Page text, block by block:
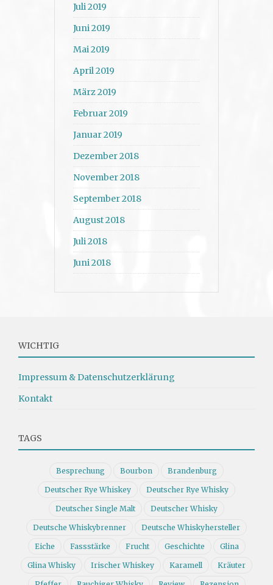
Juli 2019
Juni 2019
Mai 2019
April 2019
März 2019
Februar 2019
Januar 2019
Dezember 2018
November 2018
September 2018
August 2018
Juli 2018
Juni 2018
WICHTIG
Impressum & Datenschutzerklärung
Kontakt
TAGS
Besprechung Bourbon Brandenburg
Deutscher Rye Whiskey Deutscher Rye Whisky
Deutscher Single Malt Deutscher Whisky
Deutsche Whiskybrenner Deutsche Whiskyhersteller
Eiche Fassstärke Frucht Geschichte Glina
Glina Whisky Irischer Whiskey Karamell Kräuter